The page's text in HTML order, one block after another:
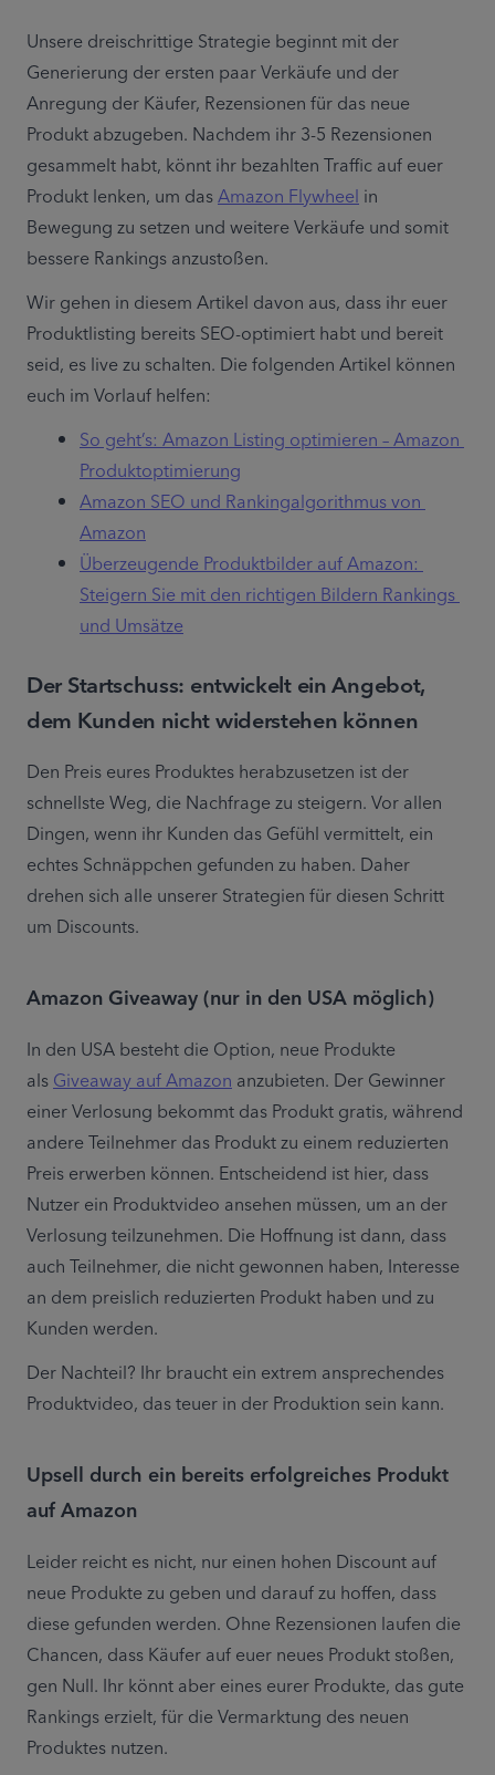
Unsere dreischrittige Strategie beginnt mit der
Generierung der ersten paar Verkäufe und der
Anregung der Käufer, Rezensionen für das neue
Produkt abzugeben. Nachdem ihr 3-5 Rezensionen
gesammelt habt, könnt ihr bezahlten Traffic auf euer
Produkt lenken, um das Amazon Flywheel in
Bewegung zu setzen und weitere Verkäufe und somit
bessere Rankings anzustoßen.
Wir gehen in diesem Artikel davon aus, dass ihr euer
Produktlisting bereits SEO-optimiert habt und bereit
seid, es live zu schalten. Die folgenden Artikel können
euch im Vorlauf helfen:
So geht’s: Amazon Listing optimieren – Amazon
Produktoptimierung
Amazon SEO und Rankingalgorithmus von
Amazon
Überzeugende Produktbilder auf Amazon:
Steigern Sie mit den richtigen Bildern Rankings
und Umsätze
Der Startschuss: entwickelt ein Angebot,
dem Kunden nicht widerstehen können
Den Preis eures Produktes herabzusetzen ist der
schnellste Weg, die Nachfrage zu steigern. Vor allen
Dingen, wenn ihr Kunden das Gefühl vermittelt, ein
echtes Schnäppchen gefunden zu haben. Daher
drehen sich alle unserer Strategien für diesen Schritt
um Discounts.
Amazon Giveaway (nur in den USA möglich)
In den USA besteht die Option, neue Produkte
als Giveaway auf Amazon anzubieten. Der Gewinner
einer Verlosung bekommt das Produkt gratis, während
andere Teilnehmer das Produkt zu einem reduzierten
Preis erwerben können. Entscheidend ist hier, dass
Nutzer ein Produktvideo ansehen müssen, um an der
Verlosung teilzunehmen. Die Hoffnung ist dann, dass
auch Teilnehmer, die nicht gewonnen haben, Interesse
an dem preislich reduzierten Produkt haben und zu
Kunden werden.
Der Nachteil? Ihr braucht ein extrem ansprechendes
Produktvideo, das teuer in der Produktion sein kann.
Upsell durch ein bereits erfolgreiches Produkt
auf Amazon
Leider reicht es nicht, nur einen hohen Discount auf
neue Produkte zu geben und darauf zu hoffen, dass
diese gefunden werden. Ohne Rezensionen laufen die
Chancen, dass Käufer auf euer neues Produkt stoßen,
gen Null. Ihr könnt aber eines eurer Produkte, das gute
Rankings erzielt, für die Vermarktung des neuen
Produktes nutzen.